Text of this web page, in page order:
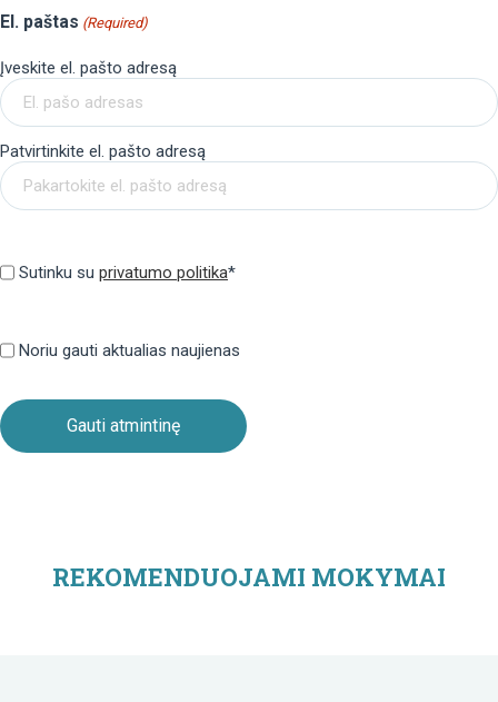
El. paštas (Required)
Įveskite el. pašto adresą
Patvirtinkite el. pašto adresą
politika
Sutinku su privatumo politika*
politika
Noriu gauti aktualias naujienas
REKOMENDUOJAMI MOKYMAI